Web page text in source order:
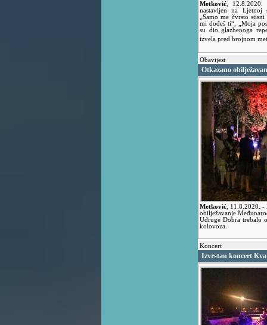
Metković 12.8.2020.
nastavljen na Ljetnoj
„Samo me čvrsto
mi dođeš ti“, „Moja
su dio glazbenoga
izvela pred brojnom
Obavijest
Otkazano
Metković 11.8.2020.-
obilježavanje
Udruge Dobra trebalo
kolovoza.
Koncert
Izvrstan koncert